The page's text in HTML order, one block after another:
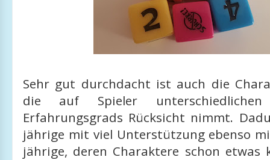
Sehr gut durchdacht ist auch die
die auf Spieler
Erfahrungsgrads Rücksicht nimmt.
jährige mit viel Unterstützung ebenso
jährige, deren Charaktere schon etwas